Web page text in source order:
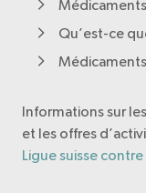
Médicaments
Qu’est-ce
Informations sur
et les offres
Ligue suisse